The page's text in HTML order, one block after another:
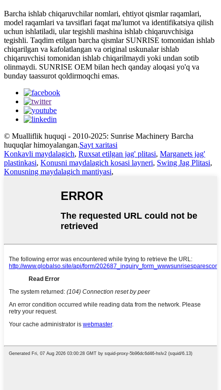
Barcha ishlab chiqaruvchilar nomlari, ehtiyot qismlar raqamlari,
model raqamlari va tavsiflari faqat ma'lumot va identifikatsiya qilish
uchun ishlatiladi, ular tegishli mashina ishlab chiqaruvchisiga
tegishli. Taqdim etilgan barcha qismlar SUNRISE tomonidan ishlab
chiqarilgan va kafolatlangan va original uskunalar ishlab
chiqaruvchisi tomonidan ishlab chiqarilmaydi yoki undan sotib
olinmaydi. SUNRISE OEM bilan hech qanday aloqasi yo'q va
bunday taassurot qoldirmoqchi emas.
© Mualliflik huquqi - 2010-2025: Sunrise Machinery Barcha
huquqlar himoyalangan.Sayt xaritasi
Konkavli maydalagich, Ruxsat etilgan jag' plitasi, Marganets jag'
plastinkasi, Konusni maydalagich kosasi layneri, Swing Jag Plitasi,
Konusning maydalagich mantiyasi,